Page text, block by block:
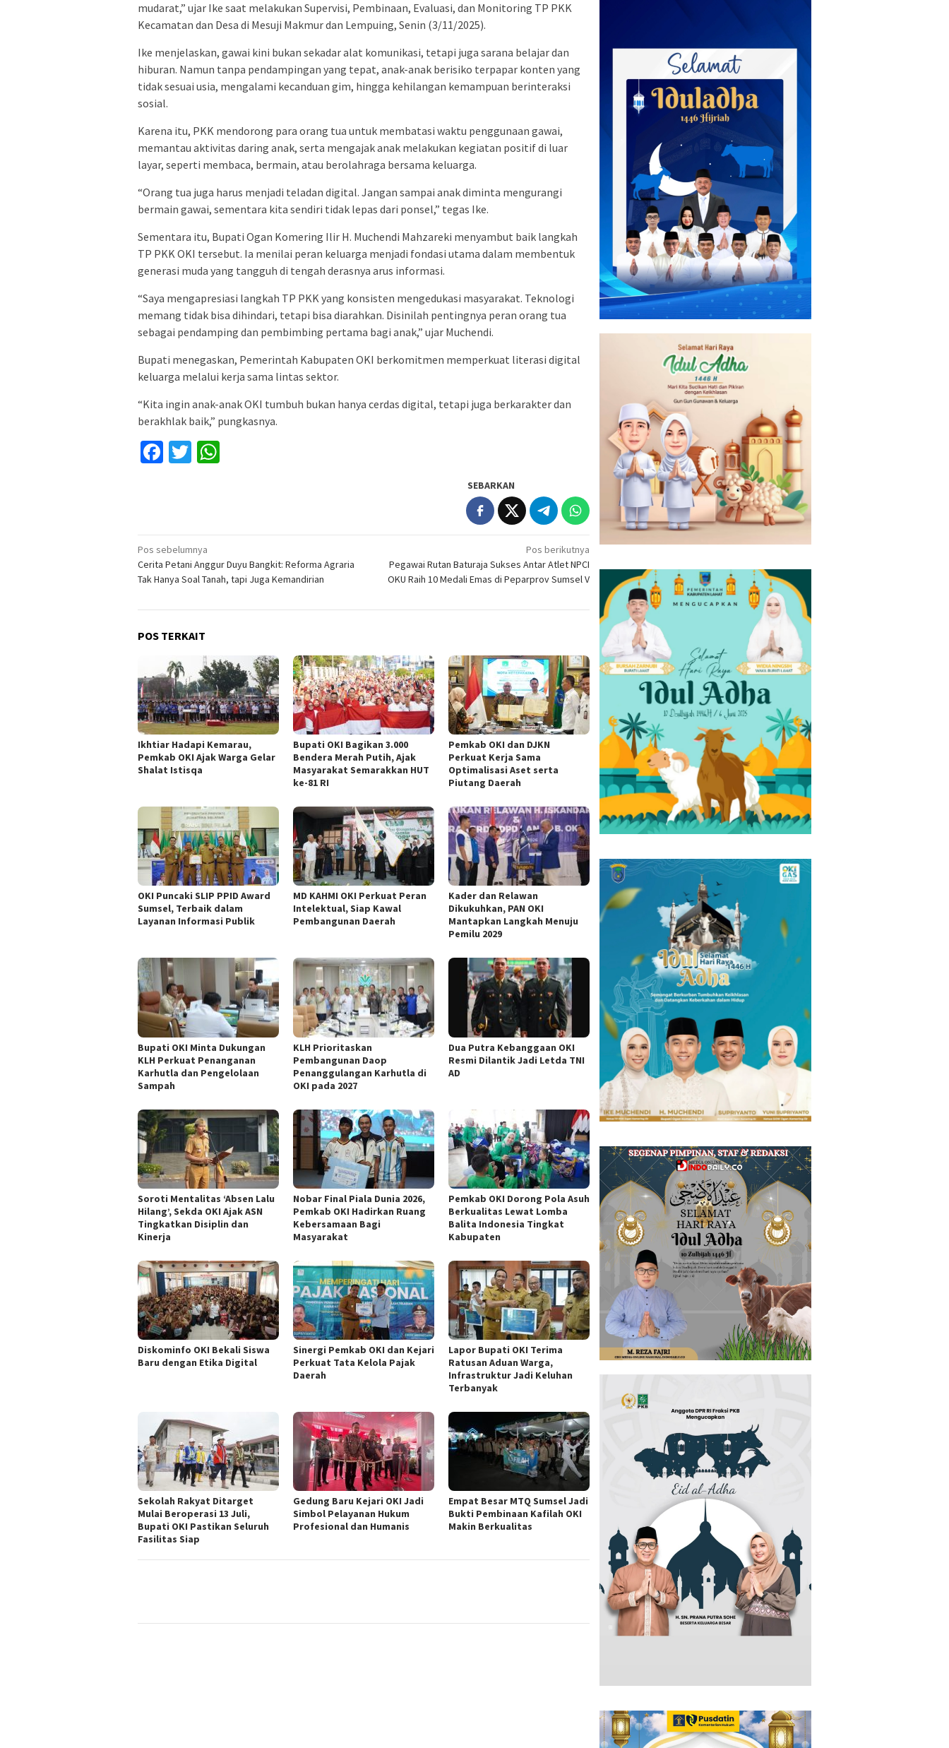
mudarat,” ujar Ike saat melakukan Supervisi, Pembinaan, Evaluasi, dan Monitoring TP PKK
Kecamatan dan Desa di Mesuji Makmur dan Lempuing, Senin (3/11/2025).
Ike menjelaskan, gawai kini bukan sekadar alat komunikasi, tetapi juga sarana belajar dan
hiburan. Namun tanpa pendampingan yang tepat, anak-anak berisiko terpapar konten yang
tidak sesuai usia, mengalami kecanduan gim, hingga kehilangan kemampuan berinteraksi
sosial.
Karena itu, PKK mendorong para orang tua untuk membatasi waktu penggunaan gawai,
memantau aktivitas daring anak, serta mengajak anak melakukan kegiatan positif di luar
layar, seperti membaca, bermain, atau berolahraga bersama keluarga.
“Orang tua juga harus menjadi teladan digital. Jangan sampai anak diminta mengurangi
bermain gawai, sementara kita sendiri tidak lepas dari ponsel,” tegas Ike.
Sementara itu, Bupati Ogan Komering Ilir H. Muchendi Mahzareki menyambut baik langkah
TP PKK OKI tersebut. Ia menilai peran keluarga menjadi fondasi utama dalam membentuk
generasi muda yang tangguh di tengah derasnya arus informasi.
“Saya mengapresiasi langkah TP PKK yang konsisten mengedukasi masyarakat. Teknologi
memang tidak bisa dihindari, tetapi bisa diarahkan. Disinilah pentingnya peran orang tua
sebagai pendamping dan pembimbing pertama bagi anak,” ujar Muchendi.
Bupati menegaskan, Pemerintah Kabupaten OKI berkomitmen memperkuat literasi digital
keluarga melalui kerja sama lintas sektor.
“Kita ingin anak-anak OKI tumbuh bukan hanya cerdas digital, tetapi juga berkarakter dan
berakhlak baik,” pungkasnya.
Facebook
Twitter
SEBARKAN
Navigasi
pos
Pos sebelumnya
Cerita Petani Anggur Duyu Bangkit: Reforma Agraria
Tak Hanya Soal Tanah, tapi Juga Kemandirian
Pos berikutnya
Pegawai Rutan Baturaja Sukses Antar Atlet NPCI
OKU Raih 10 Medali Emas di Peparprov Sumsel V
POS TERKAIT
Ikhtiar Hadapi Kemarau,
Pemkab OKI Ajak Warga Gelar
Shalat Istisqa
Bupati OKI Bagikan 3.000
Bendera Merah Putih, Ajak
Masyarakat Semarakkan HUT
ke-81 RI
Pemkab OKI dan DJKN
Perkuat Kerja Sama
Optimalisasi Aset serta
Piutang Daerah
OKI Puncaki SLIP PPID Award
Sumsel, Terbaik dalam
Layanan Informasi Publik
MD KAHMI OKI Perkuat Peran
Intelektual, Siap Kawal
Pembangunan Daerah
Kader dan Relawan
Dikukuhkan, PAN OKI
Mantapkan Langkah Menuju
Pemilu 2029
Bupati OKI Minta Dukungan
KLH Perkuat Penanganan
Karhutla dan Pengelolaan
Sampah
KLH Prioritaskan
Pembangunan Daop
Penanggulangan Karhutla di
OKI pada 2027
Dua Putra Kebanggaan OKI
Resmi Dilantik Jadi Letda TNI
AD
Soroti Mentalitas ‘Absen Lalu
Hilang’, Sekda OKI Ajak ASN
Tingkatkan Disiplin dan
Kinerja
Nobar Final Piala Dunia 2026,
Pemkab OKI Hadirkan Ruang
Kebersamaan Bagi
Masyarakat
Pemkab OKI Dorong Pola Asuh
Berkualitas Lewat Lomba
Balita Indonesia Tingkat
Kabupaten
Diskominfo OKI Bekali Siswa
Baru dengan Etika Digital
Sinergi Pemkab OKI dan Kejari
Perkuat Tata Kelola Pajak
Daerah
Lapor Bupati OKI Terima
Ratusan Aduan Warga,
Infrastruktur Jadi Keluhan
Terbanyak
Sekolah Rakyat Ditarget
Mulai Beroperasi 13 Juli,
Bupati OKI Pastikan Seluruh
Fasilitas Siap
Gedung Baru Kejari OKI Jadi
Simbol Pelayanan Hukum
Profesional dan Humanis
Empat Besar MTQ Sumsel Jadi
Bukti Pembinaan Kafilah OKI
Makin Berkualitas